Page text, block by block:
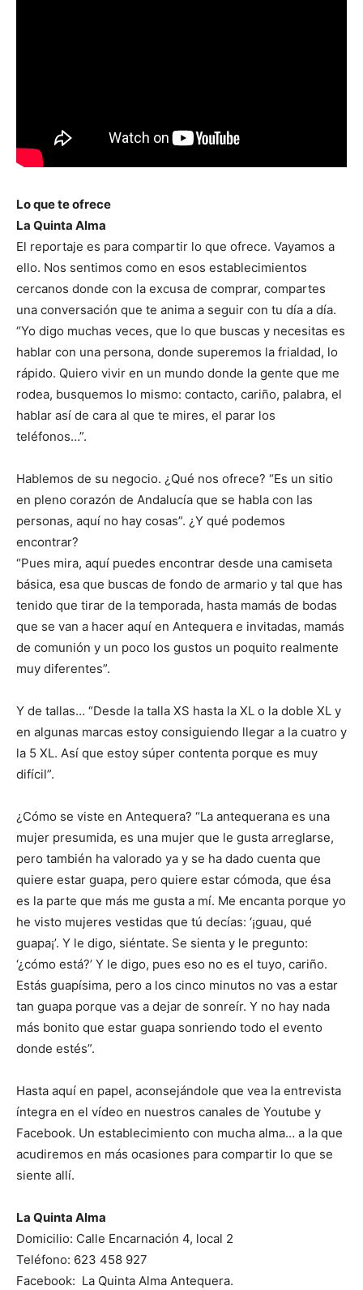
Lo que te ofrece
La Quinta Alma
El reportaje es para compartir lo que ofrece. Vayamos a
ello. Nos sentimos como en esos establecimientos
cercanos donde con la excusa de comprar, compartes
una conversación que te anima a seguir con tu día a día.
“Yo digo muchas veces, que lo que buscas y necesitas es
hablar con una persona, donde superemos la frialdad, lo
rápido. Quiero vivir en un mundo donde la gente que me
rodea, busquemos lo mismo: contacto, cariño, palabra, el
hablar así de cara al que te mires, el parar los
teléfonos…”.
Hablemos de su negocio. ¿Qué nos ofrece? “Es un sitio
en pleno corazón de Andalucía que se habla con las
personas, aquí no hay cosas”. ¿Y qué podemos
encontrar?
“Pues mira, aquí puedes encontrar desde una camiseta
básica, esa que buscas de fondo de armario y tal que has
tenido que tirar de la temporada, hasta mamás de bodas
que se van a hacer aquí en Antequera e invitadas, mamás
de comunión y un poco los gustos un poquito realmente
muy diferentes”.
Y de tallas… “Desde la talla XS hasta la XL o la doble XL y
en algunas marcas estoy consiguiendo llegar a la cuatro y
la 5 XL. Así que estoy súper contenta porque es muy
difícil”.
¿Cómo se viste en Antequera? “La antequerana es una
mujer presumida, es una mujer que le gusta arreglarse,
pero también ha valorado ya y se ha dado cuenta que
quiere estar guapa, pero quiere estar cómoda, que ésa
es la parte que más me gusta a mí. Me encanta porque yo
he visto mujeres vestidas que tú decías: ‘¡guau, qué
guapa¡’. Y le digo, siéntate. Se sienta y le pregunto:
‘¿cómo está?’ Y le digo, pues eso no es el tuyo, cariño.
Estás guapísima, pero a los cinco minutos no vas a estar
tan guapa porque vas a dejar de sonreír. Y no hay nada
más bonito que estar guapa sonriendo todo el evento
donde estés”.
Hasta aquí en papel, aconsejándole que vea la entrevista
íntegra en el vídeo en nuestros canales de Youtube y
Facebook. Un establecimiento con mucha alma… a la que
acudiremos en más ocasiones para compartir lo que se
siente allí.
La Quinta Alma
Domicilio: Calle Encarnación 4, local 2
Teléfono: 623 458 927
Facebook: La Quinta Alma Antequera.